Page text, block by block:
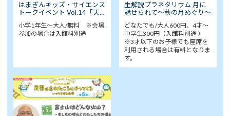
はまぎんキッズ・サイエンス
トークイベント Vol.14「天…
小学1年生～大人/無料 ※会場
参加の場合は入館料別途
生解説プラネタリウム 月に
魅せられて～秋の月めぐり～
どなたでも/大人600円、4才～
中学生300円（入館料別途 ）
※3才以下のお子様でも座席を
利用される場合は有料となりま
す。